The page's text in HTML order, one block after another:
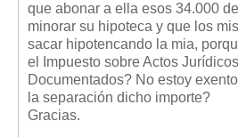
que abonar a ella esos 34.000
minorar su hipoteca y que los
sacar hipotencando la mia,
el Impuesto sobre Actos Jurídicos
Documentados? No estoy
la separación dicho importe?
Gracias.